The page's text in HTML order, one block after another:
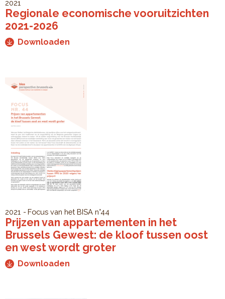
2021
Regionale economische vooruitzichten
2021-2026
Downloaden
2021 Focus van het BISA n°44
Prijzen van appartementen in het
Brussels Gewest: de kloof tussen oost
en west wordt groter
Downloaden